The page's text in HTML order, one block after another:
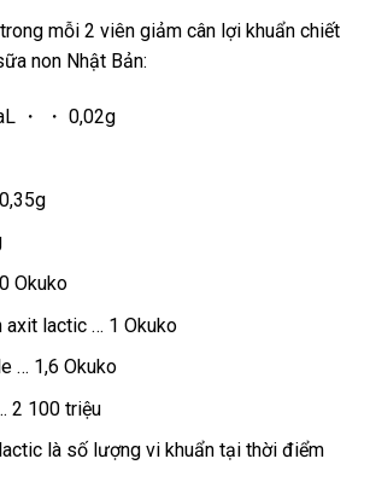
mỗi 2 viên giảm cân lợi khuẩn chiết
non Nhật Bản:
・ ・ 0,02g
Okuko
axit lactic … 1 Okuko
… 1,6 Okuko
2 100 triệu
là số lượng vi khuẩn tại thời điểm